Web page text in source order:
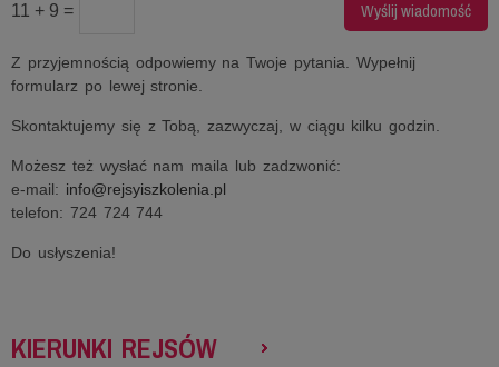
11 + 9 =
Z przyjemnością odpowiemy na Twoje pytania. Wypełnij
formularz po lewej stronie.
Skontaktujemy się z Tobą, zazwyczaj, w ciągu kilku godzin.
Możesz też wysłać nam maila lub zadzwonić:
e-mail: info@rejsyiszkolenia.pl
telefon: 724 724 744
Do usłyszenia!
KIERUNKI REJSÓW